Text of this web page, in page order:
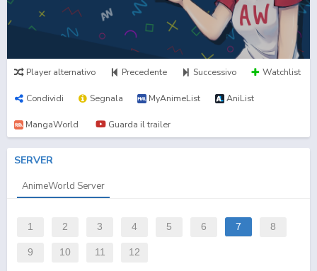
Player alternativo Precedente Successivo Watchlist
Condividi Segnala MyAnimeList AniList
MangaWorld Guarda il trailer
SERVER
AnimeWorld Server
1 2 3 4 5 6 7 8
9 10 11 12